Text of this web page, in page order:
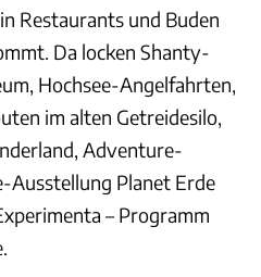
Restaurants und Buden
Da locken Shanty-
Hochsee-Angelfahrten,
im alten Getreidesilo,
Adventure-
Ausstellung Planet Erde
– Programm